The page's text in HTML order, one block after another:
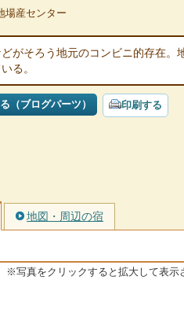
場産センター
がそろう地元のコンビニ的存在。
る。
（ブログパーツ） 印刷する
地図・周辺の宿
※写真をクリックすると拡大して表示